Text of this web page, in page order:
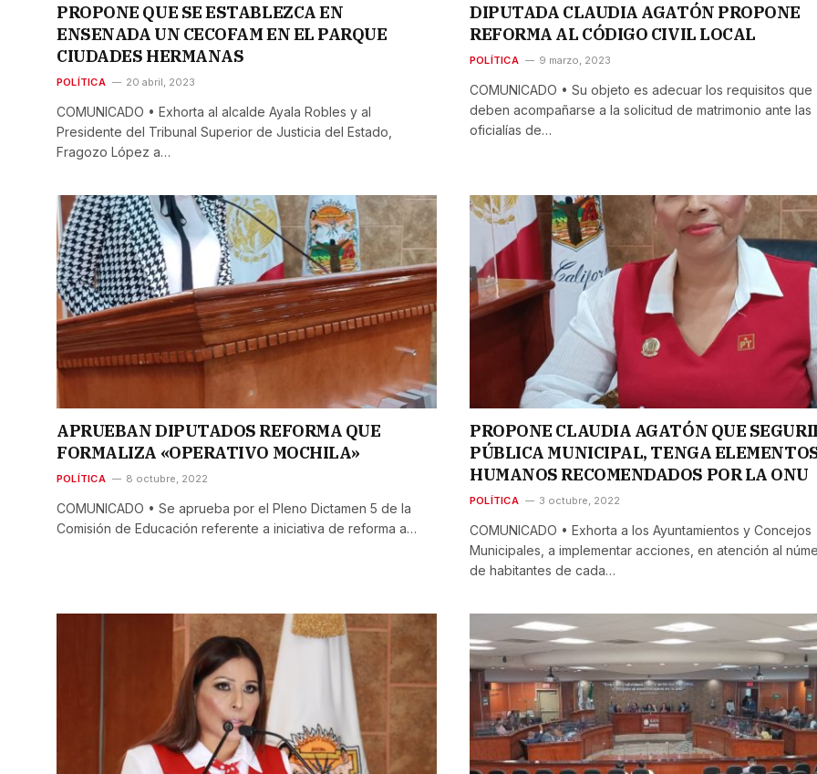
PROPONE QUE SE ESTABLEZCA EN
ENSENADA UN CECOFAM EN EL PARQUE
CIUDADES HERMANAS
POLÍTICA 20 abril, 2023
COMUNICADO • Exhorta al alcalde Ayala Robles y al
Presidente del Tribunal Superior de Justicia del Estado,
Fragozo López a…
DIPUTADA CLAUDIA AGATÓN PROPONE
REFORMA AL CÓDIGO CIVIL LOCAL
POLÍTICA 9 marzo, 2023
COMUNICADO • Su objeto es adecuar los requisitos que
deben acompañarse a la solicitud de matrimonio ante las
oficialías de…
APRUEBAN DIPUTADOS REFORMA QUE
FORMALIZA «OPERATIVO MOCHILA»
POLÍTICA 8 octubre, 2022
COMUNICADO • Se aprueba por el Pleno Dictamen 5 de la
Comisión de Educación referente a iniciativa de reforma a…
PROPONE CLAUDIA AGATÓN QUE
PÚBLICA MUNICIPAL, TENGA
HUMANOS RECOMENDADOS POR LA ONU
POLÍTICA 3 octubre, 2022
COMUNICADO • Exhorta a los Ayuntamientos y Concejos
Municipales, a implementar acciones, en atención al
de habitantes de cada…